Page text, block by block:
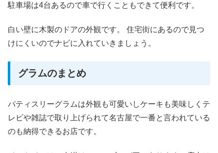
駐車場は4台あるので車で行くこともできて便利です。
白い壁に木製のドアの外観です。 住宅街にあるので見つ
けにくいのでナビに入れていきましょう。
グラムのまとめ
パティスリーグラムは外観も可愛いしケーキも美味しくテ
レビや雑誌で取り上げられて名古屋で一番と言われている
のも納得できるお店です。